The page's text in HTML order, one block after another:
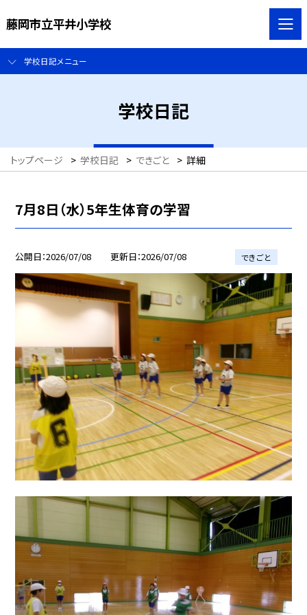
藤岡市立平井小学校
学校日記メニュー
学校日記
トップページ > 学校日記 > できごと > 詳細
7月8日（水）5年生体育の学習
公開日 2026/07/08 更新日 2026/07/08 できごと